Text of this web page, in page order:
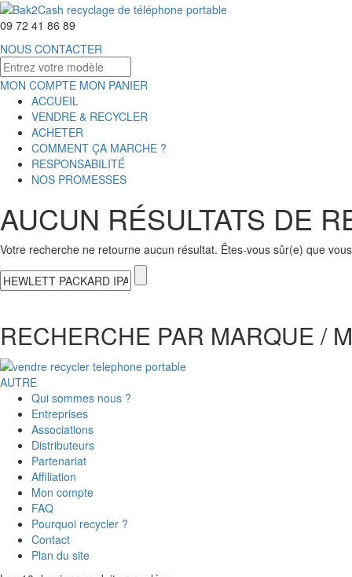
09 72 41 86 89
NOUS CONTACTER
MON COMPTE MON PANIER
ACCUEIL
VENDRE & RECYCLER
ACHETER
COMMENT ÇA MARCHE ?
RESPONSABILITÉ
NOS PROMESSES
AUCUN RÉSULTATS DE
Votre recherche ne retourne aucun résultat. Êtes-vous sûr(e) que
RECHERCHE PAR MARQUE /
AUTRE
Qui sommes nous ?
Entreprises
Associations
Distributeurs
Partenariat
Affiliation
Mon compte
FAQ
Pourquoi recycler ?
Contact
Plan du site